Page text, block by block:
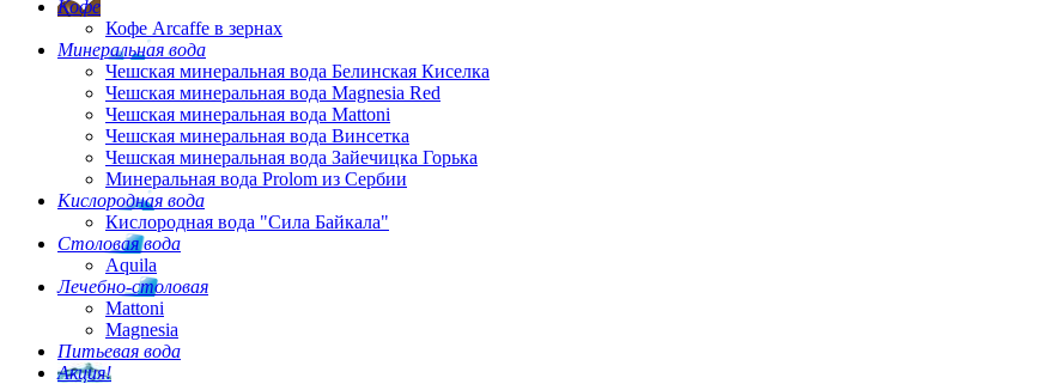
Кофе
Кофе Arcaffe в зернах
Минеральная вода
Чешская минеральная вода Белинская Киселка
Чешская минеральная вода Magnesia Red
Чешская минеральная вода Mattoni
Чешская минеральная вода Винсетка
Чешская минеральная вода Зайечицка Горька
Минеральная вода Prolom из Сербии
Кислородная вода
Кислородная вода "Сила Байкала"
Столовая вода
Aquila
Лечебно-столовая
Mattoni
Magnesia
Питьевая вода
Акция!